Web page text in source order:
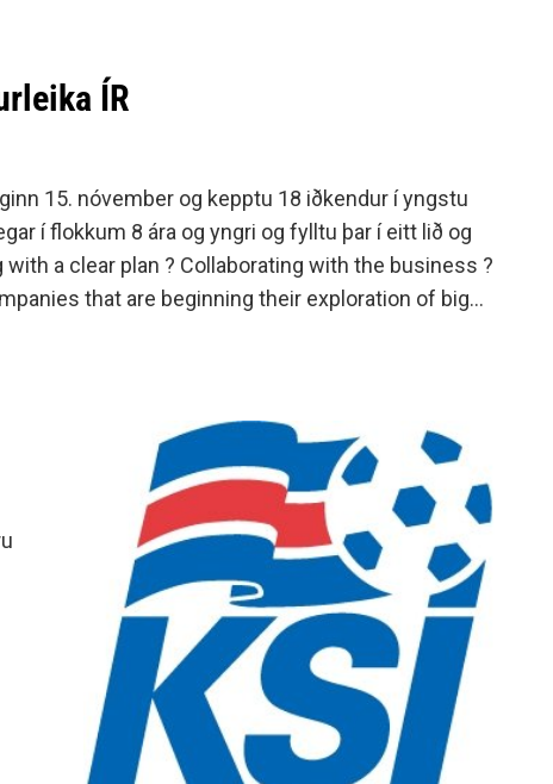
ÍR
15. nóvember og kepptu 18 iðkendur í yngstu
í flokkum 8 ára og yngri og fylltu þar í eitt lið og